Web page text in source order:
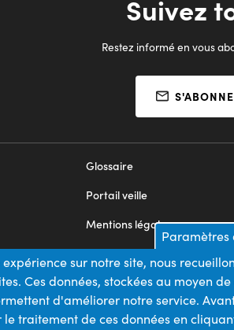
Suivez
Restez informé en vous
Glossaire
Portail veille
Mentions légales
Appels d'offres
Plan du site
sur notre site, nous
Ces données, stockées au moyen de
d'améliorer notre service.
traitement de ces données en